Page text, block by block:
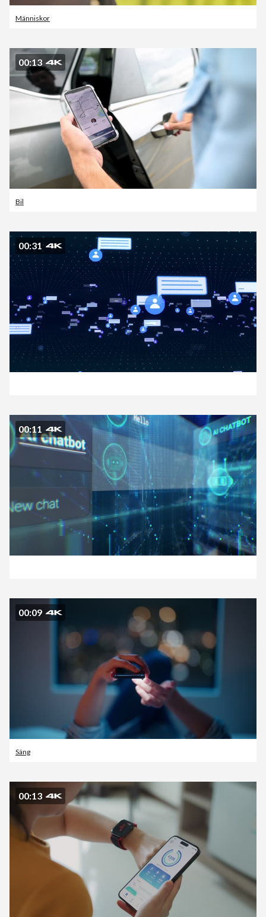
Människor
00:13
Bil
00:31
00:11
00:09
Säng
00:13